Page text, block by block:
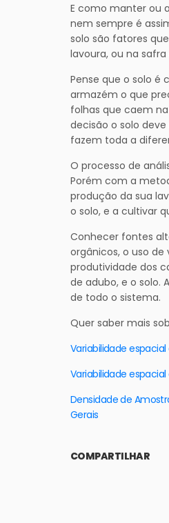
E como manter ou
nem sempre é
solo são fatores
lavoura, ou na
Pense que o solo é
armazém o que
folhas que caem
decisão o solo
fazem toda a
O processo de
Porém com a
produção da sua
o solo, e a cultivar
Conhecer fontes
orgânicos, o uso
produtividade dos
de adubo, e o solo.
de todo o sistema.
Quer saber mais
Variabilidade
Variabilidade
Densidade de
Gerais
COMPARTILHAR